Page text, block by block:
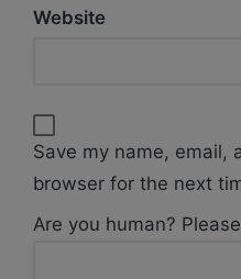
Website
Save my name, email,
browser for the next
Are you human?